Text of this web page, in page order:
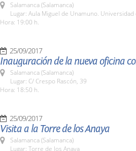
Salamanca (Salamanca)
Lugar: Aula Miguel de Unamuno. Universidad
Hora: 19:00 h.
25/09/2017
Inauguración de la nueva oficina
Salamanca (Salamanca)
Lugar: C/ Crespo Rascón, 39
Hora: 18:50 h.
25/09/2017
Visita a la Torre de los Anaya
Salamanca (Salamanca)
Lugar: Torre de los Anaya